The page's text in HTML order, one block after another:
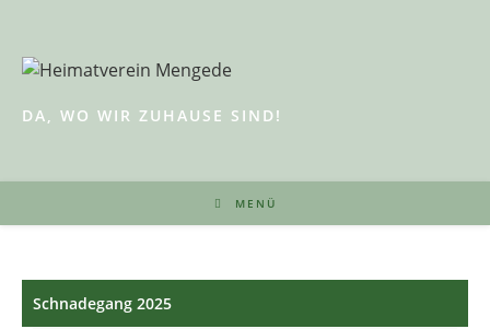
springen
DA, WO WIR ZUHAUSE SIND!
MENÜ
Schnadegang 2025